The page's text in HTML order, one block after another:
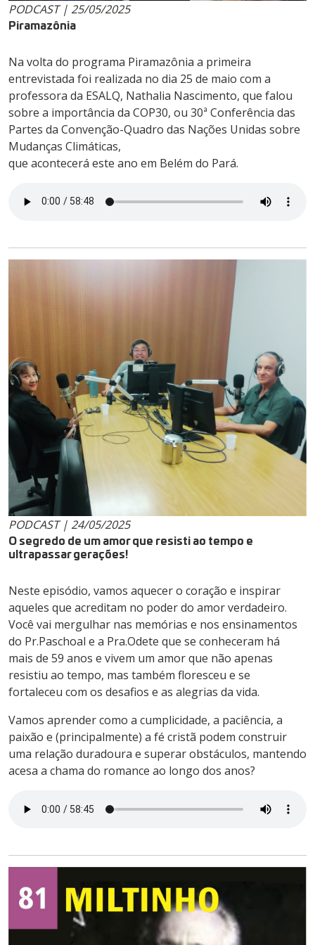
PODCAST | 25/05/2025
Piramazônia
Na volta do programa Piramazônia a primeira
entrevistada foi realizada no dia 25 de maio com a
professora da ESALQ, Nathalia Nascimento, que falou
sobre a importância da COP30, ou 30ª Conferência das
Partes da Convenção-Quadro das Nações Unidas sobre
Mudanças Climáticas,
que acontecerá este ano em Belém do Pará.
PODCAST | 24/05/2025
O segredo de um amor que resisti ao tempo e
ultrapassar gerações!
Neste episódio, vamos aquecer o coração e inspirar
aqueles que acreditam no poder do amor verdadeiro.
Você vai mergulhar nas memórias e nos ensinamentos
do Pr.Paschoal e a Pra.Odete que se conheceram há
mais de 59 anos e vivem um amor que não apenas
resistiu ao tempo, mas também floresceu e se
fortaleceu com os desafios e as alegrias da vida.
Vamos aprender como a cumplicidade, a paciência, a
paixão e (principalmente) a fé cristã podem construir
uma relação duradoura e superar obstáculos, mantendo
acesa a chama do romance ao longo dos anos?